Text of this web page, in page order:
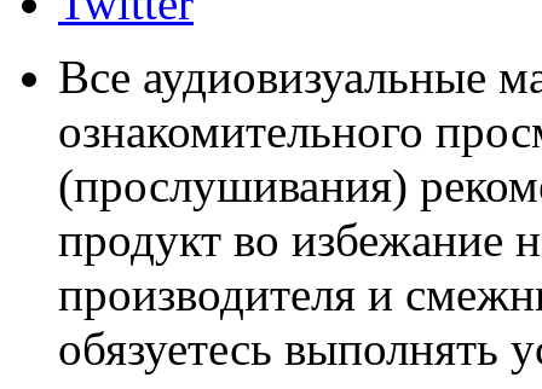
Все аудиовизуальные
ознакомительного
(прослушивания)
продукт во избежание
производителя и
обязуетесь выполнять